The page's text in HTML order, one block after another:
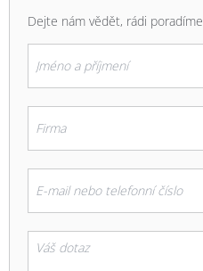
Dejte nám vědět, rádi poradíme.